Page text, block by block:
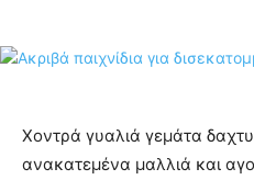
Χοντρά γυαλιά γεμάτα
ανακατεμένα μαλλιά και